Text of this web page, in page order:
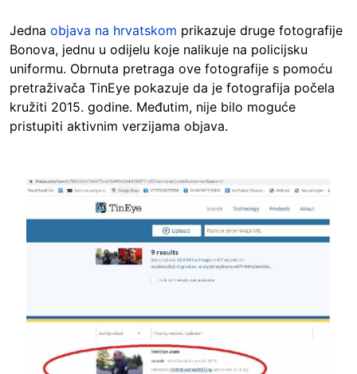
Jedna objava na hrvatskom prikazuje druge fotografije
Bonova, jednu u odijelu koje nalikuje na policijsku
uniformu. Obrnuta pretraga ove fotografije s pomoću
pretraživača TinEye pokazuje da je fotografija počela
kružiti 2015. godine. Međutim, nije bilo moguće
pristupiti aktivnim verzijama objava.
Image